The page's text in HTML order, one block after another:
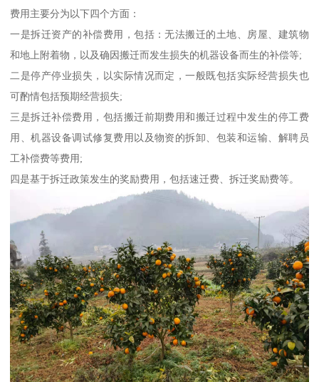
费用主要分为以下四个方面：
一是拆迁资产的补偿费用，包括：无法搬迁的土地、房屋、建筑物
和地上附着物，以及确因搬迁而发生损失的机器设备而生的补偿等;
二是停产停业损失，以实际情况而定，一般既包括实际经营损失也
可酌情包括预期经营损失;
三是拆迁补偿费用，包括搬迁前期费用和搬迁过程中发生的停工费
用、机器设备调试修复费用以及物资的拆卸、包装和运输、解聘员
工补偿费等费用;
四是基于拆迁政策发生的奖励费用，包括速迁费、拆迁奖励费等。